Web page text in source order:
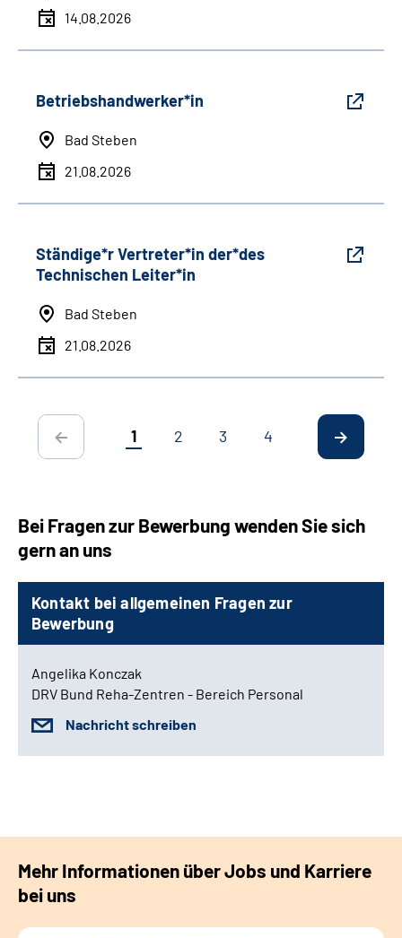
14.08.2026
Betriebshandwerker*in
Bad Steben
21.08.2026
Ständige*r Vertreter*in der*des
Technischen Leiter*in
Bad Steben
21.08.2026
1 2 3 4
Bei Fragen zur Bewerbung wenden Sie sich
gern an uns
Kontakt bei allgemeinen Fragen zur
Bewerbung
Angelika Konczak
DRV Bund Reha-Zentren - Bereich Personal
Nachricht schreiben
Mehr Informationen über Jobs und Karriere
bei uns